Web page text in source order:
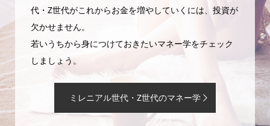
代・Z世代がこれからお金を増やしていくには、投資が
欠かせません。
若いうちから身につけておきたいマネー学をチェック
しましょう。
ミレニアル世代・Z世代のマネー学